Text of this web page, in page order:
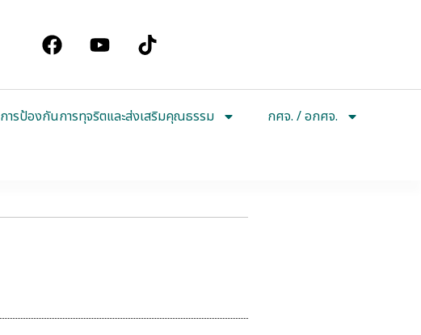
การป้องกันการทุจริตและส่งเสริมคุณธรรม
กศจ. / อกศจ.